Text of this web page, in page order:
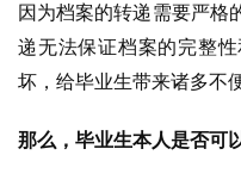
因为档案的转递需要严格
递无法保证档案的完整
坏，给毕业生带来诸多不
那么，毕业生本人是否可